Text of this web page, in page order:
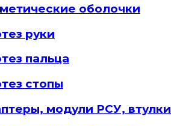
оболочки
руки
пальца
стопы
модули РСУ, втулки